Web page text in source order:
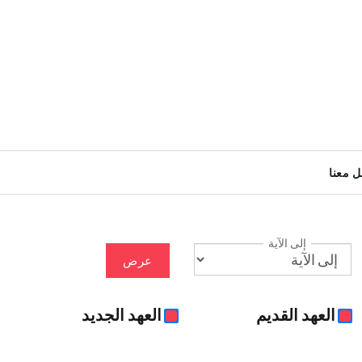
معنا
إلى الآية
عرض
العهد القديم العهد الجديد